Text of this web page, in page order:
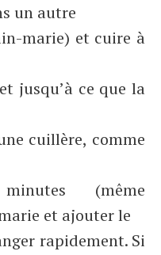
un autre
marie) et cuire à
jusqu’à ce que la
cuillère, comme
(même
et ajouter le
rapidement. Si